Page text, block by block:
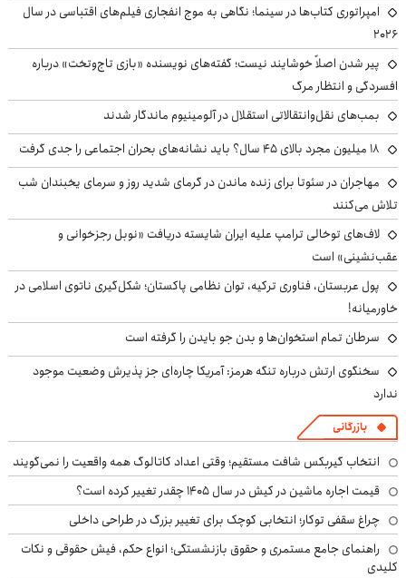
امپراتوری کتاب‌ها در سینما؛ نگاهی به موج انفجاری فیلم‌های اقتباسی در سال
۲۰۲۶
پیر شدن اصلاً خوشایند نیست؛ گفته‌های نویسنده «بازی تاج‌وتخت» درباره
افسردگی و انتظار مرگ
بمب‌های نقل‌وانتقالاتی استقلال در آلومینیوم ماندگار شدند
۱۸ میلیون مجرد بالای ۴۵ سال؟ باید نشانه‌های بحران اجتماعی را جدی گرفت
مهاجران در سئوتا برای زنده ماندن در گرمای شدید روز و سرمای یخبندان شب
تلاش می‌کنند
لاف‌های توخالی ترامپ علیه ایران شایسته دریافت «نوبل رجزخوانی و
عقب‌نشینی» است
پول عربستان، فناوری ترکیه، توان نظامی پاکستان؛ شکل‌گیری ناتوی اسلامی در
خاورمیانه!
سرطان تمام استخوان‌ها و بدن جو بایدن را گرفته است
سخنگوی ارتش درباره تنگه هرمز: آمریکا چاره‌ای جز پذیرش وضعیت موجود
ندارد
بازرگانی
انتخاب گیربکس شافت مستقیم؛ وقتی اعداد کاتالوگ همه واقعیت را نمی‌گویند
قیمت اجاره ماشین در کیش در سال ۱۴۰۵ چقدر تغییر کرده است؟
چراغ سقفی توکار؛ انتخابی کوچک برای تغییر بزرگ در طراحی داخلی
راهنمای جامع مستمری و حقوق بازنشستگی؛ انواع حکم، فیش حقوقی و نکات
کلیدی